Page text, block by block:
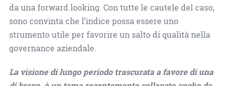
da una forward looking. Con tutte le cautele del caso,
sono convinta che l’indice possa essere uno
strumento utile per favorire un salto di qualità nella
governance aziendale.
La visione di lungo periodo trascurata a favore di una